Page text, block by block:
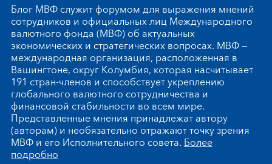
Блог МВФ служит форумом для выражения мнений
сотрудников и официальных лиц Международного
валютного фонда (МВФ) об актуальных
экономических и стратегических вопросах. МВФ —
международная организация, расположенная в
Вашингтоне, округ Колумбия, которая насчитывает
191 стран-членов и способствует укреплению
глобального валютного сотрудничества и
финансовой стабильности во всем мире.
Представленные мнения принадлежат автору
(авторам) и необязательно отражают точку зрения
МВФ и его Исполнительного совета.Более
подробно